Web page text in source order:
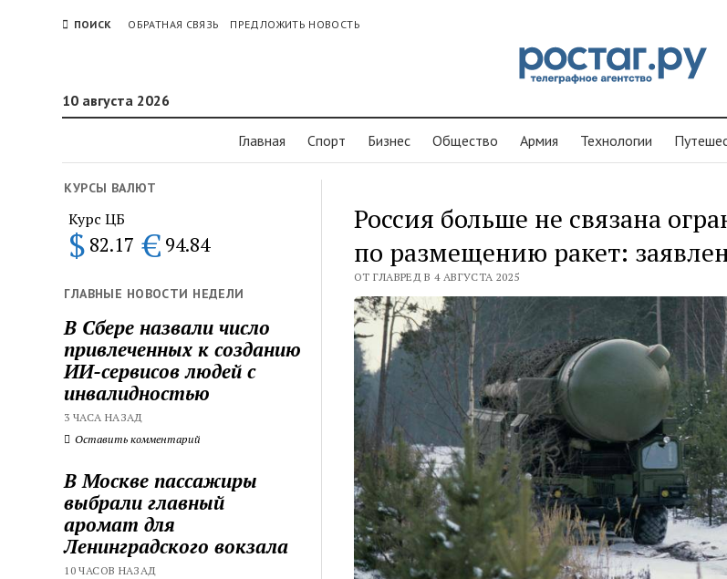
ПОИСК ОБРАТНАЯ СВЯЗЬ ПРЕДЛОЖИТЬ НОВОСТЬ
10 августа 2026
Главная Спорт Бизнес Общество Армия Технологии
КУРСЫ ВАЛЮТ
Курс ЦБ
$ 82.17 € 94.84
ГЛАВНЫЕ НОВОСТИ НЕДЕЛИ
В Сбере назвали число
привлеченных к созданию
ИИ-сервисов людей с
инвалидностью
3 ЧАСА НАЗАД
Оставить комментарий
В Москве пассажиры
выбрали главный
аромат для
Ленинградского вокзала
10 ЧАСОВ НАЗАД
Россия больше не связана
по размещению ракет:
ОТ ГЛАВРЕД В 4 АВГУСТА 2025